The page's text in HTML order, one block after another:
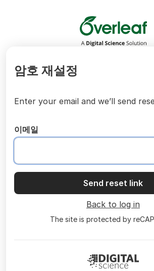
Overleaf
암호 재설정
Enter your email and we’ll send
이메일
Send reset link
Back to log in
The site is protected by